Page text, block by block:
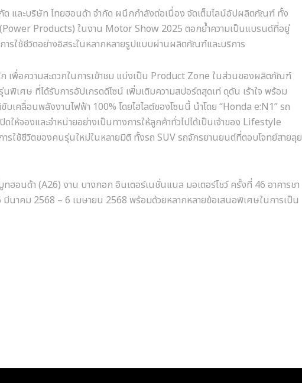
ด และบริษัท ไทยฮอนด้า จำกัด ผนึกกำลังต่อเนื่อง จัดเต็มไลน์อัปผลิตภัณฑ์ ทั้ง
(Power Products) ในงาน Motor Show 2025 ตอกย้ำความเป็นแบรนด์ที่อยู่
รใช้ชีวิตอย่างอิสระในหลากหลายรูปแบบผ่านผลิตภัณฑ์และบริการ
เพื่อความสะดวกในการเข้าชม แบ่งเป็น Product Zone ในส่วนของผลิตภัณฑ์
นพิเศษ ที่ได้รับการอัปเกรดดีไซน์ เพิ่มเติมความสปอร์ตสุดเท่ ดุดัน เร้าใจ พร้อม
เคลื่อนพลังงานไฟฟ้า 100% โดยไฮไลต์ของโซนนี้ นำโดย “Honda e:N1”รถ
ห้จองและจำหน่ายอย่างเป็นทางการให้ลูกค้าทั่วไปได้เป็นเจ้าของ Lifestyle
รใช้ชีวิตของคนรุ่นใหม่ในหลายมิติ ทั้งรถ SUVรถจักรยานยนต์ที่ตอบโจทย์สายลุย
ทฮอนด้า (A26) งาน บางกอก อินเตอร์เนชั่นแนล มอเตอร์โชว์ ครั้งที่ 46 อาคารชา
มีนาคม 2568 – 6 เมษายน 2568 พร้อมด้วยหลากหลายข้อเสนอพิเศษในการเป็น